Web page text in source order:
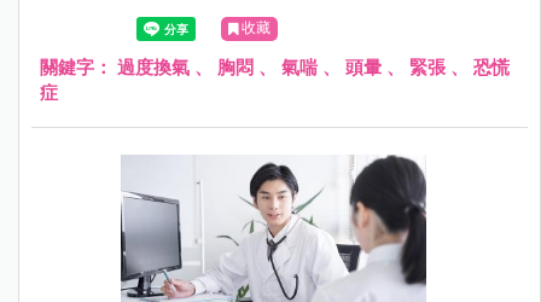
緒造成自主神經失調所引起的。「過度換氣」的高風險族群
有哪些？發生時可以如何處理？阿毛醫師帶你認識！
收藏
關鍵字： 過度換氣 、 胸悶 、 氣喘、 頭暈 、 緊張 、 恐慌
症